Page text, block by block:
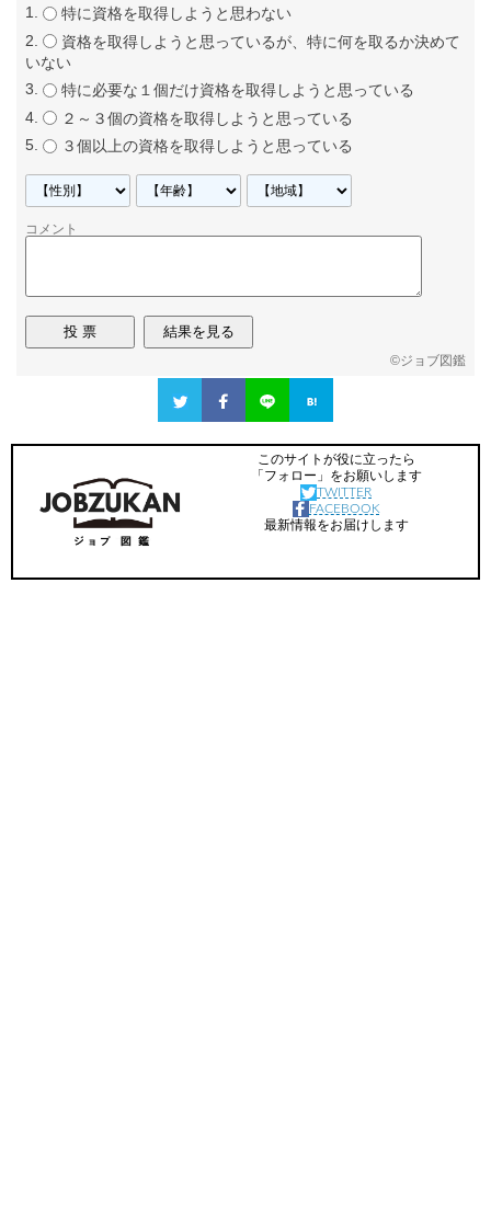
特に資格を取得しようと思わない
資格を取得しようと思っているが、特に何を取るか決めて
いない
特に必要な１個だけ資格を取得しようと思っている
２～３個の資格を取得しようと思っている
３個以上の資格を取得しようと思っている
コメント
©ジョブ図鑑
このサイトが役に立ったら
「フォロー」をお願いします
TWITTER
FACEBOOK
最新情報をお届けします